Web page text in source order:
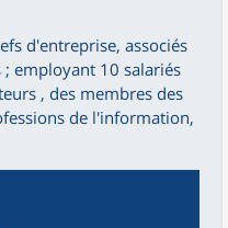
d'entreprise, associés
employant 10 salariés
, des membres des
de l'information,